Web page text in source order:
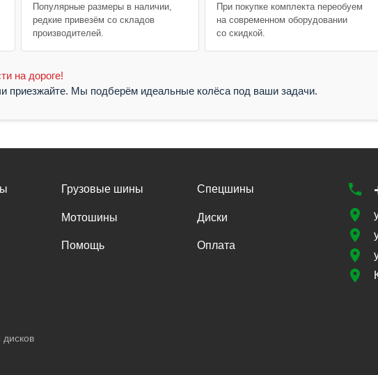
Популярные размеры в наличии,
редкие привезём со складов
производителей.
При покупке комплекта переобуем
на современном оборудовании
со скидкой.
на дороге!
приезжайте. Мы подберём идеальные колёса под ваши задачи.
Грузовые шины Спецшины
Мотошины Диски
Помощь Оплата